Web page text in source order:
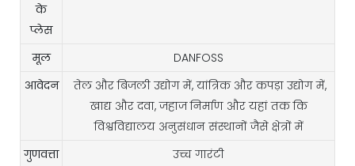
के
प्लेस
मूल
DANFOSS
आवेदन
तेल और बिजली उद्योग में, यांत्रिक और कपड़ा उद्योग में,
खाद्य और दवा, जहाज निर्माण और यहां तक ​​कि
विश्वविद्यालय अनुसंधान संस्थानों जैसे क्षेत्रों में
गुणवत्ता
उच्च गारंटी